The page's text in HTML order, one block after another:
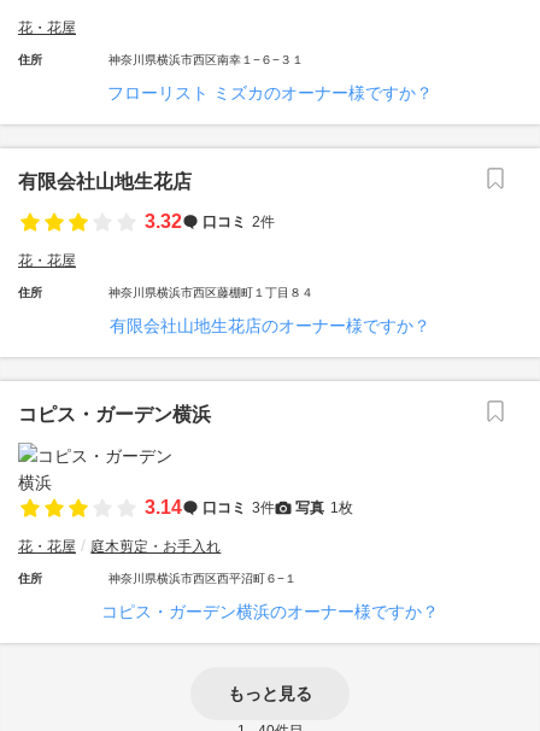
花・花屋
住所 神奈川県横浜市西区南幸１−６−３１
フローリスト ミズカのオーナー様ですか？
有限会社山地生花店
3.32
口コミ 2件
花・花屋
住所 神奈川県横浜市西区藤棚町１丁目８４
有限会社山地生花店のオーナー様ですか？
コピス・ガーデン横浜
3.14 口コミ 3件 写真 1枚
花・花屋 庭木剪定・お手入れ
住所 神奈川県横浜市西区西平沼町６−１
コピス・ガーデン横浜のオーナー様ですか？
もっと見る